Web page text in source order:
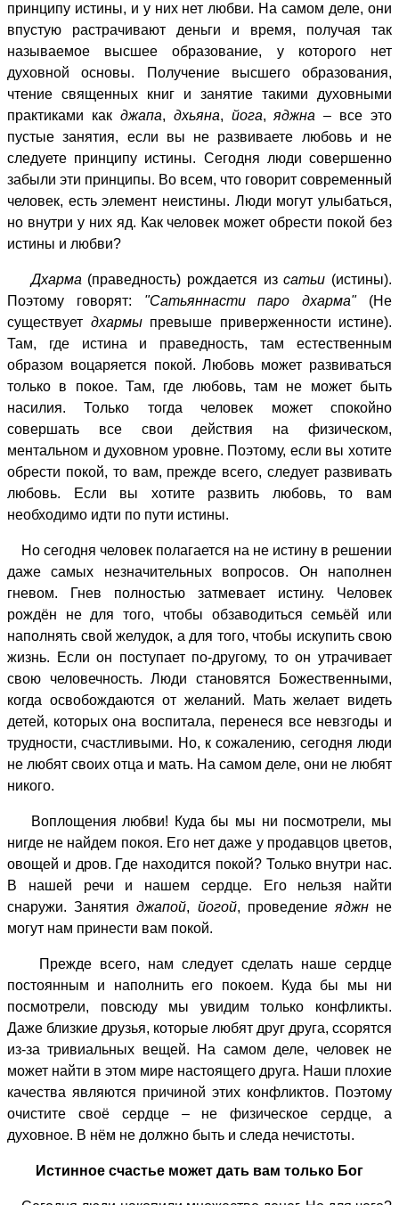
принципу истины, и у них нет любви. На самом деле, они
впустую растрачивают деньги и время, получая так
называемое высшее образование, у которого нет
духовной основы. Получение высшего образования,
чтение священных книг и занятие такими духовными
практиками как джапа, дхьяна, йога,яджна – все это
пустые занятия, если вы не развиваете любовь и не
следуете принципу истины. Сегодня люди совершенно
забыли эти принципы. Во всем, что говорит современный
человек, есть элемент неистины. Люди могут улыбаться,
но внутри у них яд. Как человек может обрести покой без
истины и любви?
Дхарма (праведность) рождается изсатьи (истины).
Поэтому говорят: "Сатьяннасти паро дхарма"(Не
существует дхармыпревыше приверженности истине).
Там, где истина и праведность, там естественным
образом воцаряется покой. Любовь может развиваться
только в покое. Там, где любовь, там не может быть
насилия. Только тогда человек может спокойно
совершать все свои действия на физическом,
ментальном и духовном уровне. Поэтому, если вы хотите
обрести покой, то вам, прежде всего, следует развивать
любовь. Если вы хотите развить любовь, то вам
необходимо идти по пути истины.
Но сегодня человек полагается на не истину в решении
даже самых незначительных вопросов. Он наполнен
гневом. Гнев полностью затмевает истину. Человек
рождён не для того, чтобы обзаводиться семьёй или
наполнять свой желудок, а для того, чтобы искупить свою
жизнь. Если он поступает по-другому, то он утрачивает
свою человечность. Люди становятся Божественными,
когда освобождаются от желаний. Мать желает видеть
детей, которых она воспитала, перенеся все невзгоды и
трудности, счастливыми. Но, к сожалению, сегодня люди
не любят своих отца и мать. На самом деле, они не любят
никого.
Воплощения любви! Куда бы мы ни посмотрели, мы
нигде не найдем покоя. Его нет даже у продавцов цветов,
овощей и дров. Где находится покой? Только внутри нас.
В нашей речи и нашем сердце. Его нельзя найти
снаружи. Занятияджапой, йогой, проведение яджнне
могут нам принести вам покой.
Прежде всего, нам следует сделать наше сердце
постоянным и наполнить его покоем. Куда бы мы ни
посмотрели, повсюду мы увидим только конфликты.
Даже близкие друзья, которые любят друг друга, ссорятся
из-за тривиальных вещей. На самом деле, человек не
может найти в этом мире настоящего друга. Наши плохие
качества являются причиной этих конфликтов. Поэтому
очистите своё сердце – не физическое сердце, а
духовное. В нём не должно быть и следа нечистоты.
Истинное счастье может дать вам только Бог